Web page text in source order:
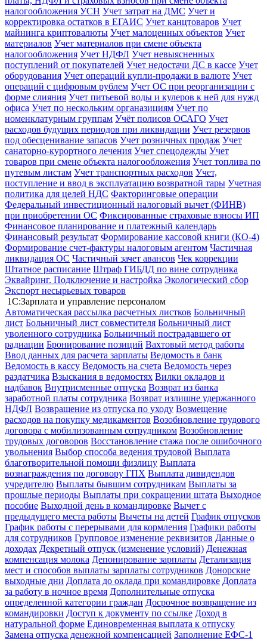
налогообложения УСН Учет затрат на ДМС Учет и
корректировка остатков в ЕГАИС Учет канцтоваров Учет
майнинга криптовалюты Учет малоценных объектов Учет
материалов Учет материалов при смене объекта
налогообложения Учет НДФЛ Учет невыясненных
поступлений от покупателей Учет недостачи ДС в кассе Учет
оборудования Учет операций купли-продажи в валюте Учет
операций с цифровым рублем Учет ОС при реорганизации с
форме слияния Учет питьевой воды и кулеров к ней для нужд
офиса Учет по нескольким органазициям Учет по
номенклатурным группам Учёт полисов ОСАГО Учет
расходов будущих периодов при ликвидации Учет резервов
под обесценивание запасов Учет розничных продаж Учет
санаторно-курортного лечения Учет спецодежды Учет
товаров при смене объекта налогообложения Учет топлива по
путевым листам Учет транспортных расходов Учет,
поступление и ввод в эксплуатацию возвратной тары Учетная
политика для целей НДС Факторинговые операции
Федеральный инвестиционный налоговый вычет (ФИНВ)
при приобретении ОС Фиксированные страховые взносы ИП
Финансовое планирование и платежный календарь
Финансовый результат Формирование кассовой книги (КО-4)
Формирование счет-фактуры налоговым агентом Частичная
ликвидация ОС Частичный зачет авансов Чек коррекции
Штатное расписание Штраф ГИБДД по вине сотрудника
Эквайринг. Подключение и настройка Экологический сбор
Экспорт несырьевых товаров
1С:Зарплата и управление персоналом
Автоматическая рассылка расчетных листков Больничный
лист Больничный лист совместителя Больничный лист
уволенного сотрудника Больничный пострадавшего от
радиации Бронирование позиций Вахтовый метод работы
Ввод данных для расчета зарплаты Ведомость в банк
Ведомость в кассу Ведомость на счета Ведомость через
раздатчика Взыскания в ведомостях Вилки окладов и
надбавок Внутрисменные отпуска Возврат из банка
заработной платы сотрудника Возврат излишне удержанного
НДФЛ Возвращение из отпуска по уходу Возмещение
расходов на покупку медикаментов Возобновление трудового
договора с мобилизованным сотрудником Возобновление
трудовых договоров Восстановление стажа после ошибочного
увольнения Выбор способа ведения трудовой Выплата
благотворительной помощи физлицу Выплата
вознаграждения по договору ГПХ Выплата дивидендов
учредителю Выплаты бывшим сотрудникам Выплаты за
прошлые периоды Выплаты при сокращении штата Выходное
пособие Выходной день в командировке Вычет с
предыдущего места работы Вычеты на детей График отпусков
График работы с перерывами для кормления Графики работы
для сотрудников Групповое изменение реквизитов Данные о
доходах Декретный отпуск (изменение условий) Денежная
компенсация молока Депонирование зарплаты Детализация
мест и способов выплаты зарплаты сотрудников Донорские
выходные дни Доплата до оклада при командировке Доплата
за работу в ночное время Дополнительные отпуска
определенной категории граждан Досрочное возвращение из
командировки Доступ к документу по ссылке Доход в
натуральной форме Единовременная выплата к отпуску
Замена отпуска денежной компенсацией Заполнение ЕФС-1